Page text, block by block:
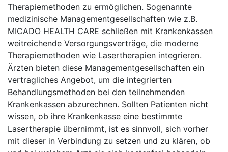
Therapiemethoden zu ermöglichen. Sogenannte
medizinische Managementgesellschaften wie z.B.
MICADO HEALTH CARE schließen mit Krankenkassen
weitreichende Versorgungsverträge, die moderne
Therapiemethoden wie Lasertherapien integrieren.
Ärzten bieten diese Managementgesellschaften ein
vertragliches Angebot, um die integrierten
Behandlungsmethoden bei den teilnehmenden
Krankenkassen abzurechnen. Sollten Patienten nicht
wissen, ob ihre Krankenkasse eine bestimmte
Lasertherapie übernimmt, ist es sinnvoll, sich vorher
mit dieser in Verbindung zu setzen und zu klären, ob